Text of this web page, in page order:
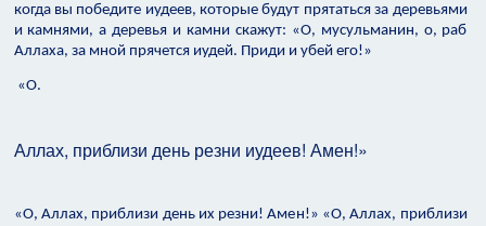
когда вы победите иудеев, которые будут прятаться за деревьями
и камнями, а деревья и камни скажут: «О, мусульманин, о, раб
Аллаха, за мной прячется иудей. Приди и убей его!»
«О.
Аллах, приблизи день резни иудеев! Амен!»
«О, Аллах, приблизи день их резни! Амен!» «О, Аллах, приблизи